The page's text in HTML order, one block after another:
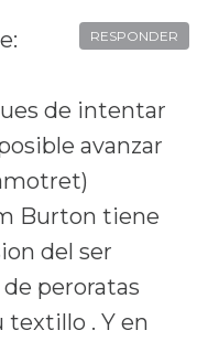
de intentar
avanzar
Burton tiene
del ser
peroratas
. Y en
RESPONDER